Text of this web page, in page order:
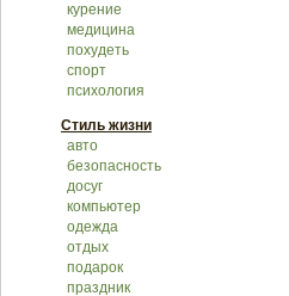
курение
медицина
похудеть
спорт
психология
Стиль жизни
авто
безопасность
досуг
компьютер
одежда
отдых
подарок
праздник